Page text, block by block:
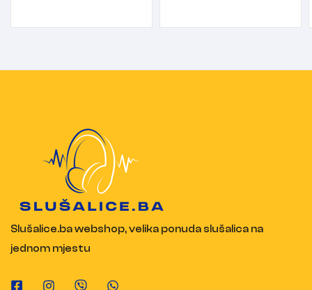
Slušalice.ba webshop, velika ponuda slušalica na
jednom mjestu